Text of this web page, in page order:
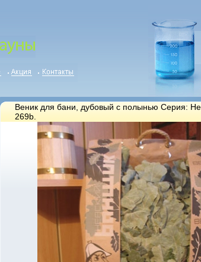
Веник для бани, дубовый с полынью Серия:
269b.